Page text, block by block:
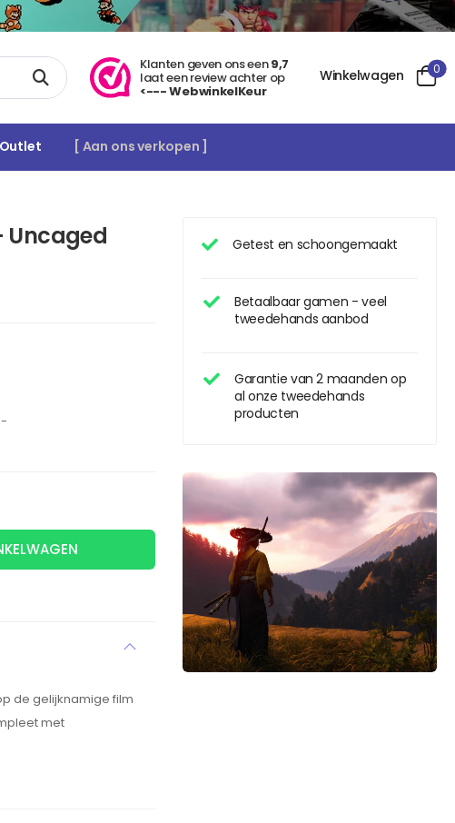
Klanten geven ons een9,7
laat een review achter op
<--- WebwinkelKeur
Winkelwagen 0
Outlet [ Aan ons verkopen ]
Getest en schoongemaakt
Betaalbaar gamen - veel
tweedehands aanbod
Garantie van 2 maanden op
al onze tweedehands
producten
Uncaged
de gelijknamige film
met